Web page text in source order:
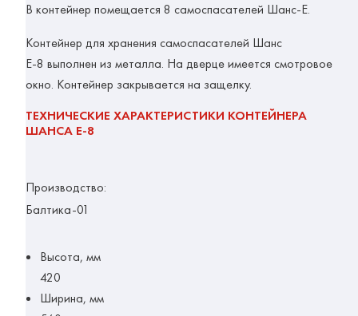
В контейнер помещается 8 самоспасателей Шанс-Е.
Контейнер для хранения самоспасателей Шанс
Е-8 выполнен из металла. На дверце имеется смотровое
окно. Контейнер закрывается на защелку.
ТЕХНИЧЕСКИЕ ХАРАКТЕРИСТИКИ КОНТЕЙНЕРА
ШАНСА Е-8
Производство:
Балтика-01
Высота, мм
420
Ширина, мм